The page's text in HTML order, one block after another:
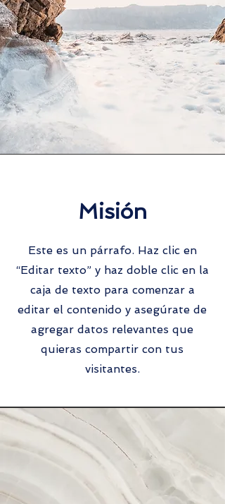
Misión
Este es un párrafo. Haz clic en
“Editar texto” y haz doble clic en la
caja de texto para comenzar a
editar el contenido y asegúrate de
agregar datos relevantes que
quieras compartir con tus
visitantes.